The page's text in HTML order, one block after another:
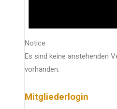
Notice
Es sind keine anstehenden
vorhanden.
Mitgliederlogin